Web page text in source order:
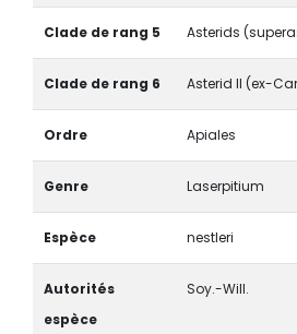
Clade de rang 5 Asterids
Clade de rang 6 Asterid II (ex-
Ordre Apiales
Genre Laserpitium
Espèce nestleri
Autorités
espèce
Soy.-Will.